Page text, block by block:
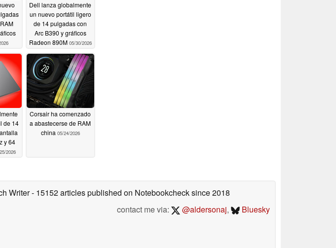
Dell lanza globalmente
un nuevo portátil ligero
de 14 pulgadas con
Arc B390 y gráficos
Radeon 890M 05/30/2026
de 14
y 64
2026
Corsair ha comenzado
a abastecerse de RAM
china 05/24/2026
Writer- 15152 articles published on Notebookchecksince 2018
contact me via:
@aldersonaj, Bluesky